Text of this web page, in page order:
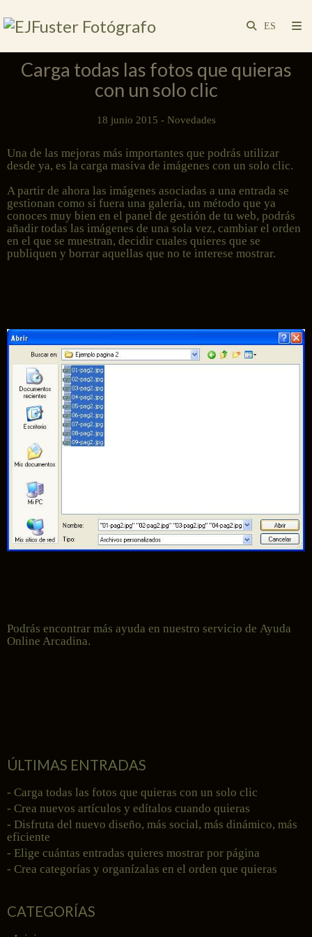
Carga todas las fotos que quieras
con un solo clic
18 junio 2015 - Novedades
Una de las mejoras más importantes que podrás utilizar
desde ya, es la carga masiva de imágenes con un solo clic.
A partir de ahora las imágenes asociadas a una entrada se
gestionan como si fuera una galería, un método que ya
conoces muy bien en el panel de gestión de tu web, podrás
añadir todas las imágenes de una sola vez, cambiar el orden
en el que se muestran, decidir cuales quieres que se
publiquen y borrar aquellas que no te interese mostrar.
Podrás encontrar más ayuda en nuestro servicio de Ayuda
Online Arcadina.
ÚLTIMAS ENTRADAS
- Carga todas las fotos que quieras con un solo clic
- Crea nuevos artículos y edítalos cuando quieras
- Disfruta del nuevo diseño, más social, más dinámico, más
eficiente
- Elige cuántas entradas quieres mostrar por página
- Crea categorías y organízalas en el orden que quieras
CATEGORÍAS